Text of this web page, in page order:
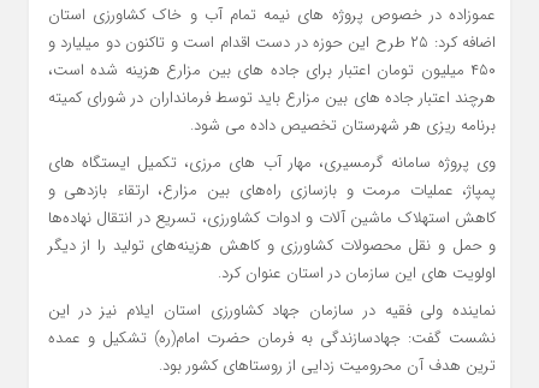
عموزاده در خصوص پروژه های نیمه تمام آب و خاک کشاورزی استان
اضافه کرد: ۲۵ طرح این حوزه در دست اقدام است و تاکنون دو میلیارد و
۴۵۰ میلیون تومان اعتبار برای جاده های بین مزارع هزینه شده است،
هرچند اعتبار جاده های بین مزارع باید توسط فرمانداران در شورای کمیته
برنامه ریزی هر شهرستان تخصیص داده می شود.
وی پروژه سامانه گرمسیری، مهار آب های مرزی، تکمیل ایستگاه های
پمپاژ، عملیات مرمت و بازسازی راه‌های بین مزارع، ارتقاء بازدهی و
کاهش استهلاک ماشین آلات و ادوات کشاورزی، تسریع در انتقال نهاده‌ها
و حمل و نقل محصولات کشاورزی و کاهش هزینه‌های تولید را از دیگر
اولویت های این سازمان در استان عنوان کرد.
نماینده ولی فقیه در سازمان جهاد کشاورزی استان ایلام نیز در این
نشست گفت: جهادسازندگی به فرمان حضرت امام(ره) تشکیل و عمده
ترین هدف آن محرومیت زدایی از روستاهای کشور بود.